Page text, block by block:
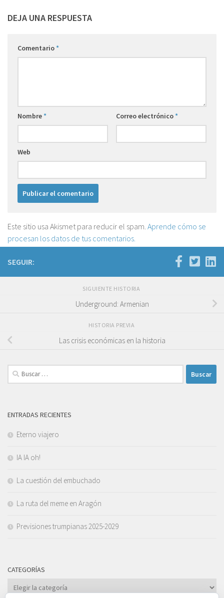
DEJA UNA RESPUESTA
Comentario*
Nombre* Correo electrónico*
Web
Este sitio usa Akismet para reducir el spam. Aprende cómo se
procesan los datos de tus comentarios.
SEGUIR:
SIGUIENTE HISTORIA
Underground: Armenian
HISTORIA PREVIA
Las crisis económicas en la historia
Buscar:
ENTRADAS RECIENTES
Eterno viajero
IA IA oh!
La cuestión del embuchado
La ruta del meme en Aragón
Previsiones trumpianas 2025-2029
CATEGORÍAS
Categorías